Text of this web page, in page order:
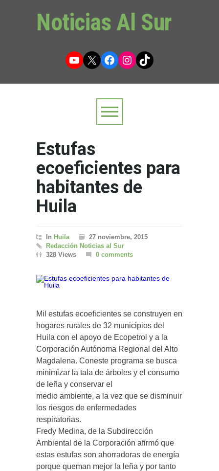
Noticias Al Sur
YouTube
X Facebook
Instagram
TikTok
Estufas
ecoeficientes para
habitantes de
Huila
In Huila
27 noviembre, 2015
Redacción Noticias al Sur
328 Views
0 comments
Mil estufas ecoeficientes se construyen en
hogares rurales de 32 municipios del
Huila con el apoyo de Ecopetrol y a la
Corporación Autónoma Regional del Alto
Magdalena. Coneste programa se busca
minimizar la tala de árboles y el consumo
de leña y conservar el
medio ambiente, a la vez que se disminuir
los riesgos de enfermedades
respiratorias.
Fredy Medina, de la Subdirección
Ambiental de la Corporación afirmó que
estas estufas son ahorradoras de energía
porque queman mejor la leña y por tanto